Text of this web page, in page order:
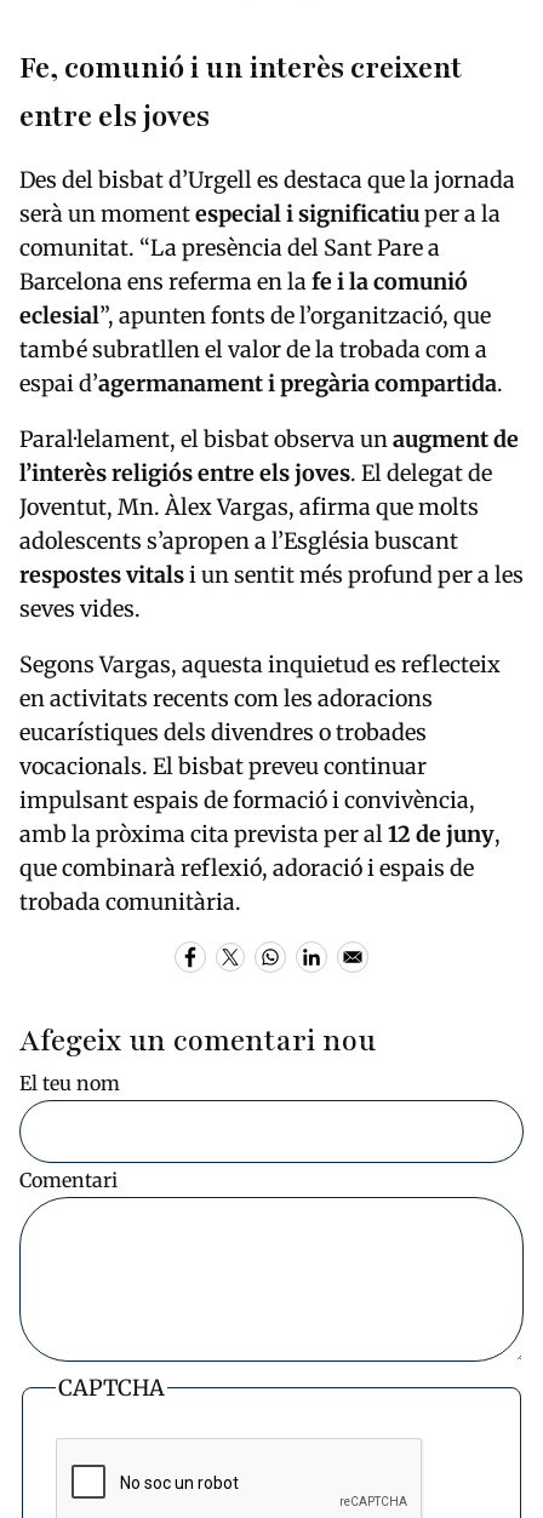
Fe, comunió i un interès creixent
entre els joves
Des del bisbat d’Urgell es destaca que la jornada
serà un momentespecial i significatiuper a la
comunitat. “La presència del Sant Pare a
Barcelona ens referma en lafe i la comunió
eclesial”, apunten fonts de l’organització, que
també subratllen el valor de la trobada com a
espai d’agermanament i pregària compartida.
Paral·lelament, el bisbat observa unaugment de
l’interès religiós entre els joves. El delegat de
Joventut, Mn. Àlex Vargas, afirma que molts
adolescents s’apropen a l’Església buscant
respostes vitalsi un sentit més profund per a les
seves vides.
Segons Vargas, aquesta inquietud es reflecteix
en activitats recents com les adoracions
eucarístiques dels divendres o trobades
vocacionals. El bisbat preveu continuar
impulsant espais de formació i convivència,
amb la pròxima cita prevista per al12 de juny,
que combinarà reflexió, adoració i espais de
trobada comunitària.
Afegeix un comentari nou
El teu nom
Comentari
CAPTCHA